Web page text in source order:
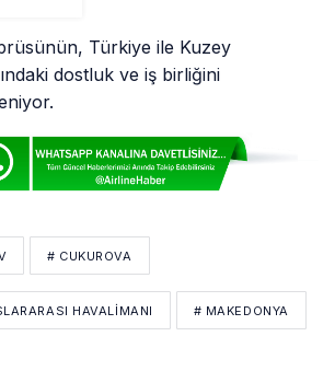
Türkiye ile Kuzey
dostluk ve iş birliğini
# CUKUROVA
HAVALIMANI # MAKEDONYA